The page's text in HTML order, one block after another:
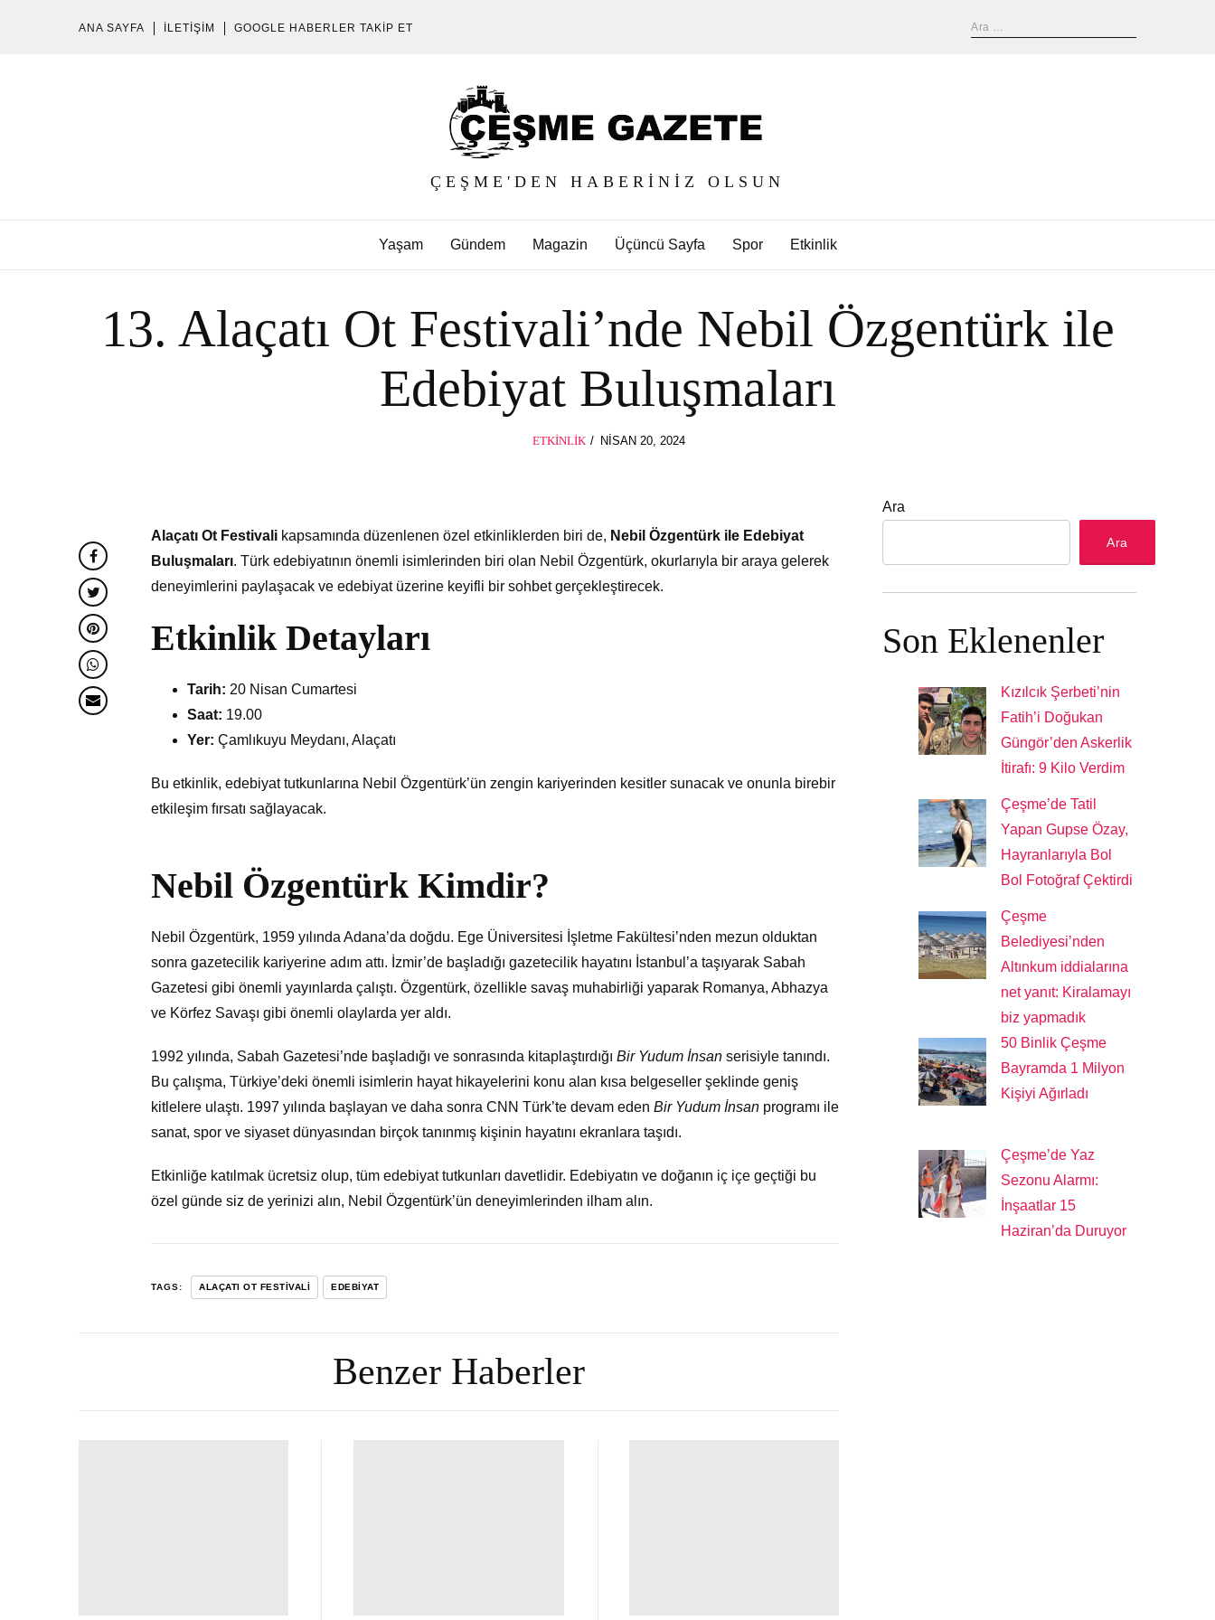
ANA SAYFA İLETIŞIM GOOGLE HABERLER TAKIP ET
ÇEŞME'DEN HABERINIZ OLSUN
Yaşam Gündem Magazin Üçüncü Sayfa Spor Etkinlik
13. Alaçatı Ot Festivali’nde Nebil Özgentürk ile
Edebiyat Buluşmaları
ETKINLIK
POSTED
NISAN 20, 2024
Alaçatı Ot Festivali kapsamında düzenlenen özel etkinliklerden biri de, Nebil Özgentürk ile Edebiyat
Buluşmaları. Türk edebiyatının önemli isimlerinden biri olan Nebil Özgentürk, okurlarıyla bir araya gelerek
deneyimlerini paylaşacak ve edebiyat üzerine keyifli bir sohbet gerçekleştirecek.
Etkinlik Detayları
Tarih: 20 Nisan Cumartesi
Saat: 19.00
Yer: Çamlıkuyu Meydanı, Alaçatı
Bu etkinlik, edebiyat tutkunlarına Nebil Özgentürk’ün zengin kariyerinden kesitler sunacak ve onunla birebir
etkileşim fırsatı sağlayacak.
Nebil Özgentürk Kimdir?
Nebil Özgentürk, 1959 yılında Adana’da doğdu. Ege Üniversitesi İşletme Fakültesi’nden mezun olduktan
sonra gazetecilik kariyerine adım attı. İzmir’de başladığı gazetecilik hayatını İstanbul’a taşıyarak Sabah
Gazetesi gibi önemli yayınlarda çalıştı. Özgentürk, özellikle savaş muhabirliği yaparak Romanya, Abhazya
ve Körfez Savaşı gibi önemli olaylarda yer aldı.
1992 yılında, Sabah Gazetesi’nde başladığı ve sonrasında kitaplaştırdığı Bir Yudum İnsan serisiyle tanındı.
Bu çalışma, Türkiye’deki önemli isimlerin hayat hikayelerini konu alan kısa belgeseller şeklinde geniş
kitlelere ulaştı. 1997 yılında başlayan ve daha sonra CNN Türk’te devam eden Bir Yudum İnsan programı ile
sanat, spor ve siyaset dünyasından birçok tanınmış kişinin hayatını ekranlara taşıdı.
Etkinliğe katılmak ücretsiz olup, tüm edebiyat tutkunları davetlidir. Edebiyatın ve doğanın iç içe geçtiği bu
özel günde siz de yerinizi alın, Nebil Özgentürk’ün deneyimlerinden ilham alın.
TAGS: ALAÇATI OT FESTIVALI EDEBIYAT
Benzer Haberler
Ara
Ara
Son Eklenenler
Kızılcık Şerbeti’nin
Fatih’i Doğukan
Güngör’den Askerlik
İtirafı: 9 Kilo Verdim
Çeşme’de Tatil
Yapan Gupse Özay,
Hayranlarıyla Bol
Bol Fotoğraf Çektirdi
Çeşme
Belediyesi’nden
Altınkum iddialarına
net yanıt: Kiralamayı
biz yapmadık
50 Binlik Çeşme
Bayramda 1 Milyon
Kişiyi Ağırladı
Çeşme’de Yaz
Sezonu Alarmı:
İnşaatlar 15
Haziran’da Duruyor